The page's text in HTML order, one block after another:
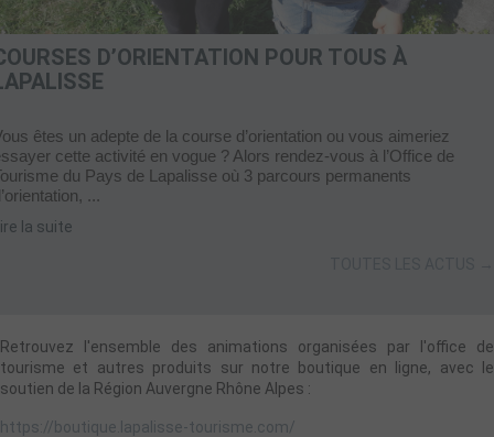
D’ORIENTATION POUR TOUS À
êtes un adepte de la course d’orientation ou vous aimeriez
cette activité en vogue ? Alors rendez-vous à l’Office de
du Pays de Lapalisse où 3 parcours permanents
...
la suite
Retrouvez l'ensemble des animations organisées par l'office de
tourisme et autres produits sur notre boutique en ligne, avec le
soutien de la Région Auvergne Rhône Alpes :
https://boutique.lapalisse-tourisme.com/